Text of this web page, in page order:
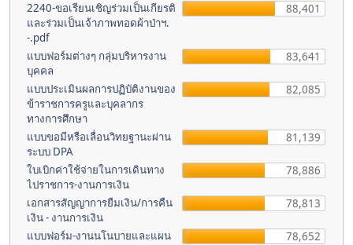
2240-ขอเรียนเชิญร่วมเป็นเกียรติ
และร่วมเป็นเจ้าภาพทอดผ้าป่าฯ.
-.pdf
88,401
แบบฟอร์มต่างๆ กลุ่มบริหารงาน
บุคคล
83,641
แบบประเมินผลการปฏิบัติงานของ
ข้าราชการครูและบุคลากร
ทางการศึกษา
82,085
แบบขอมีหรือเลื่อนวิทยฐานะผ่าน
ระบบ DPA
81,139
ใบเบิกค่าใช้จ่ายในการเดินทาง
ไปราชการ-งานการเงิน
78,886
เอกสารสัญญาการยืมเงิน/การคืน
เงิน - งานการเงิน
78,813
แบบฟอร์ม-งานนโนบายและแผน 78,652